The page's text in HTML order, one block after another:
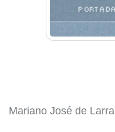
Mariano José de Larra